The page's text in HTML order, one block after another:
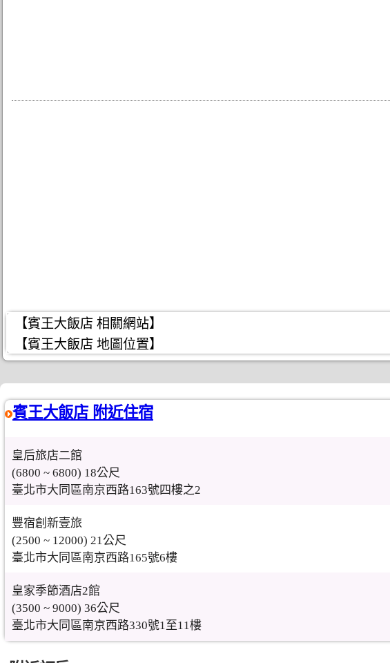
【賓王大飯店 相關網站】
【賓王大飯店 地圖位置】
賓王大飯店 附近住宿
皇后旅店二館
(6800 ~ 6800) 18公尺
臺北市大同區南京西路163號四樓之2
豐宿創新壹旅
(2500 ~ 12000) 21公尺
臺北市大同區南京西路165號6樓
皇家季節酒店2館
(3500 ~ 9000) 36公尺
臺北市大同區南京西路330號1至11樓